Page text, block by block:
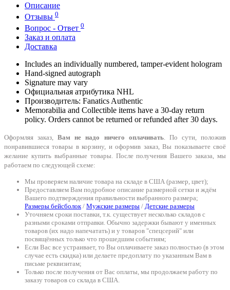
Описание
Отзывы 0
Вопрос - Ответ 0
Заказ и оплата
Доставка
Includes an individually numbered, tamper-evident hologram
Hand-signed autograph
Signature may vary
Официальная атрибутика NHL
Производитель: Fanatics Authentic
Memorabilia and Collectible items have a 30-day return
policy. Orders cannot be returned or refunded after 30 days.
Оформляя заказ,Вам не надо ничего оплачивать. По сути, положив
понравившиеся товары в корзину, и оформив заказ, Вы показываете своё
желание купить выбранные товары. После получения Вашего заказа, мы
работаем по следующей схеме:
Мы проверяем наличие товара на складе в США (размер, цвет);
Предоставляем Вам подробное описание размерной сетки и ждём
Вашего подтверждения правильности выбранного размера;
Размеры бейсболок/ Мужские размеры / Детские размеры
Уточняем сроки поставки, т.к. существует несколько складов с
разными сроками отправки. Обычно задержки бывают у именных
товаров (их надо напечатать) и у товаров "спецсерий" или
посвящённых только что прошедшим событиям;
Если Вас все устраивает, то Вы оплачиваете заказ полностью (в этом
случае есть скидка) или делаете предоплату по указанным Вам в
письме реквизитам;
Только после получения от Вас оплаты, мы продолжаем работу по
заказу товаров со склада в США.